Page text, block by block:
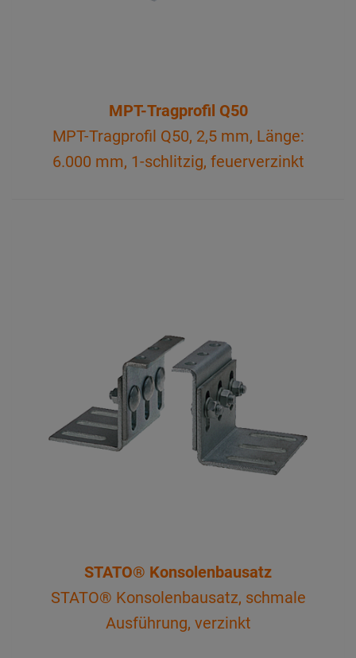
MPT-Tragprofil Q50
MPT-Tragprofil Q50, 2,5 mm, Länge:
6.000 mm, 1-schlitzig, feuerverzinkt
STATO® Konsolenbausatz
STATO® Konsolenbausatz, schmale
Ausführung, verzinkt